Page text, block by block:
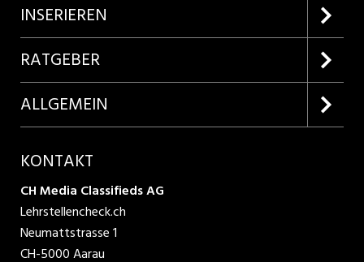
Firmenprofile entdecken
Lehrstellen suchen
INSERIEREN
Kundenlogin
Inserieren
Produkte
RATGEBER
Lehrberufe entdecken
ALLGEMEIN
AGB
Datenschutzbestimmungen
KONTAKT
CH Media Classifieds AG
Lehrstellencheck.ch
Neumattstrasse 1
CH-5000 Aarau